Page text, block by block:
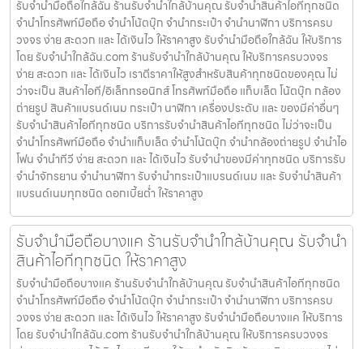
รับจำนำมือถือใกล้ฉัน ร้านรับจำนำใกล้บ้านคุณ รับจำนำสินค้าไอทีทุกชนิด
จำนำโทรศัพท์มือถือ จำนำโน้ตบุ๊ก จำนำกระเป๋า จำนำนาฬิกา บริการครบ
วงจร ง่าย สะดวก และ ได้เงินไว ให้ราคาสูง รับจำนำมือถือใกล้ฉัน ให้บริการ
โดย รับจํานําใกล้ฉัน.com ร้านรับจำนำใกล้บ้านคุณ ให้บริการครบวงจร
ง่าย สะดวก และ ได้เงินไว เราตีราคาให้สูงสำหรับสินค้าทุกชนิดของคุณ ไม่
ว่าจะเป็น สินค้าไอที/อิเล็กทรอนิกส์ โทรศัพท์มือถือ แท็บเล็ต โน้ตบุ๊ก กล้อง
ถ่ายรูป สินค้าแบรนด์เนม กระเป๋า นาฬิกา เครื่องประดับ และ ของมีค่าอื่นๆ
รับจำนำสินค้าไอทีทุกชนิด บริการรับจำนำสินค้าไอทีทุกชนิด ไม่ว่าจะเป็น
จำนำโทรศัพท์มือถือ จำนำแท็บเล็ต จำนำโน้ตบุ๊ก จำนำกล้องถ่ายรูป จำนำไอ
โฟน จำนำทีวี ง่าย สะดวก และ ได้เงินไว รับจำนำของมีค่าทุกชนิด บริการรับ
จำนำจักรยาน จำนำนาฬิกา รับจำนำกระเป๋าแบรนด์เนม และ รับจำนำสินค้า
แบรนด์เนมทุกชนิด ดอกเบี้ยต่ำ ให้ราคาสูง
รับจำนำมือถือบางแค ร้านรับจำนำใกล้บ้านคุณ รับจำนำ
สินค้าไอทีทุกชนิด ให้ราคาสูง
รับจำนำมือถือบางแค ร้านรับจำนำใกล้บ้านคุณ รับจำนำสินค้าไอทีทุกชนิด
จำนำโทรศัพท์มือถือ จำนำโน้ตบุ๊ก จำนำกระเป๋า จำนำนาฬิกา บริการครบ
วงจร ง่าย สะดวก และ ได้เงินไว ให้ราคาสูง รับจำนำมือถือบางแค ให้บริการ
โดย รับจํานําใกล้ฉัน.com ร้านรับจำนำใกล้บ้านคุณ ให้บริการครบวงจร